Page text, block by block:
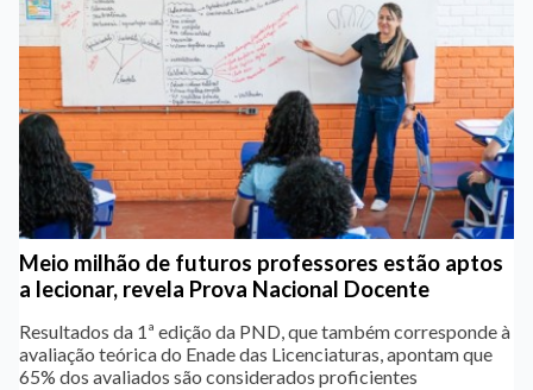
Meio milhão de futuros professores estão aptos
a lecionar, revela Prova Nacional Docente
Resultados da 1ª edição da PND, que também corresponde à
avaliação teórica do Enade das Licenciaturas, apontam que
65% dos avaliados são considerados proficientes